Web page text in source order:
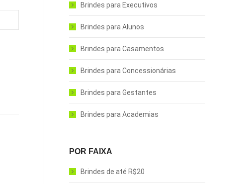
Brindes para Executivos
Brindes para Alunos
Brindes para Casamentos
Brindes para Concessionárias
Brindes para Gestantes
Brindes para Academias
POR FAIXA
Brindes de até R$20